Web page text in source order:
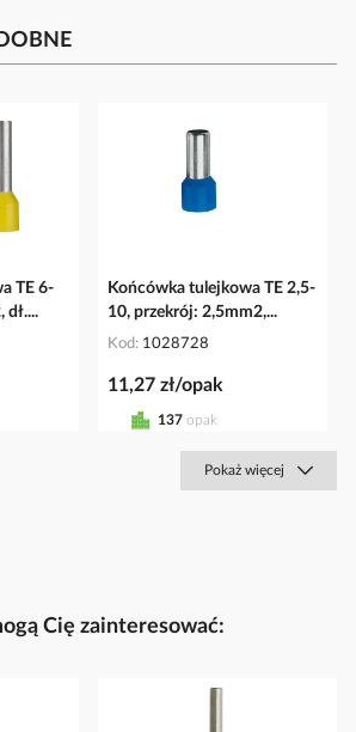
TE 6-
dł....
Końcówka tulejkowa TE 2,5-
10, przekrój: 2,5mm2,...
Kod 1028728
11,27 zł/opak
137 opak
Pokaż więcej
Cię zainteresować: